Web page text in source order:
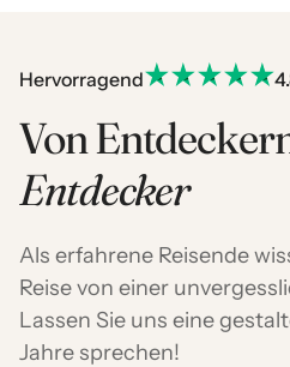
Hervorragend
Von
Entdecker
Als erfahrene Reisende
Reise von einer
Lassen Sie uns eine
Jahre sprechen!